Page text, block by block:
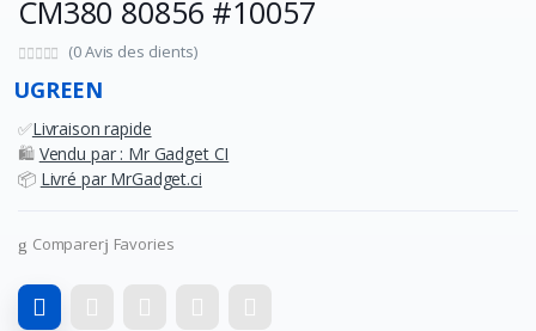
CM380 80856 #10057
(0 Avis des clients)
UGREEN
✅Livraison rapide
🛍️ Vendu par : Mr Gadget CI
📦 Livré par MrGadget.ci
Comparer Favories